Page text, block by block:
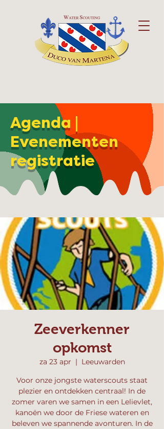
Agenda |
Evenementen
registratie
Zeeverkenner
opkomst
za 23 apr
  |
Leeuwarden
Voor onze jongste waterscouts staat
plezier en ontdekken centraal! In de
zomer varen we samen in een Lelievlet,
kanoën we door de Friese wateren en
beleven we spannende avonturen. In de